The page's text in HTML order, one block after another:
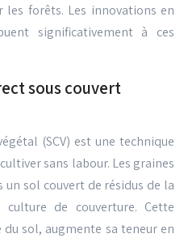
les forêts. Les innovations en
significativement à ces
sous couvert
(SCV) est une technique
sans labour. Les graines
sol couvert de résidus de la
culture de couverture. Cette
sol, augmente sa teneur en